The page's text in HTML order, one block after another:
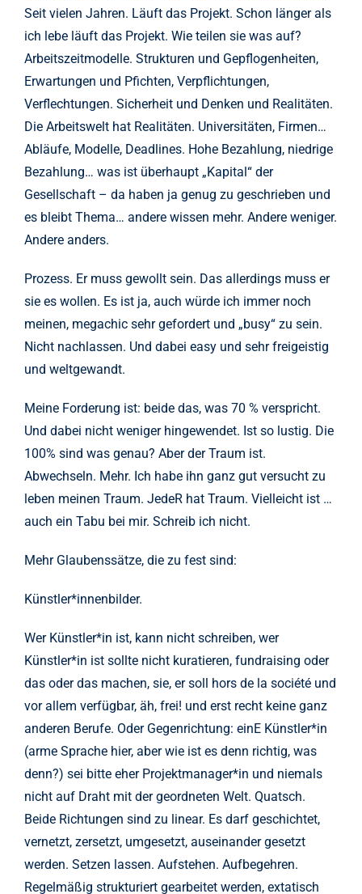
Seit vielen Jahren. Läuft das Projekt. Schon länger als
ich lebe läuft das Projekt. Wie teilen sie was auf?
Arbeitszeitmodelle. Strukturen und Gepflogenheiten,
Erwartungen und Pfichten, Verpflichtungen,
Verflechtungen. Sicherheit und Denken und Realitäten.
Die Arbeitswelt hat Realitäten. Universitäten, Firmen…
Abläufe, Modelle, Deadlines. Hohe Bezahlung, niedrige
Bezahlung… was ist überhaupt „Kapital“ der
Gesellschaft – da haben ja genug zu geschrieben und
es bleibt Thema… andere wissen mehr. Andere weniger.
Andere anders.
Prozess. Er muss gewollt sein. Das allerdings muss er
sie es wollen. Es ist ja, auch würde ich immer noch
meinen, megachic sehr gefordert und „busy“ zu sein.
Nicht nachlassen. Und dabei easy und sehr freigeistig
und weltgewandt.
Meine Forderung ist: beide das, was 70 % verspricht.
Und dabei nicht weniger hingewendet. Ist so lustig. Die
100% sind was genau? Aber der Traum ist.
Abwechseln. Mehr. Ich habe ihn ganz gut versucht zu
leben meinen Traum. JedeR hat Traum. Vielleicht ist …
auch ein Tabu bei mir. Schreib ich nicht.
Mehr Glaubenssätze, die zu fest sind:
Künstler*innenbilder.
Wer Künstler*in ist, kann nicht schreiben, wer
Künstler*in ist sollte nicht kuratieren, fundraising oder
das oder das machen, sie, er soll hors de la société und
vor allem verfügbar, äh, frei! und erst recht keine ganz
anderen Berufe. Oder Gegenrichtung: einE Künstler*in
(arme Sprache hier, aber wie ist es denn richtig, was
denn?) sei bitte eher Projektmanager*in und niemals
nicht auf Draht mit der geordneten Welt. Quatsch.
Beide Richtungen sind zu linear. Es darf geschichtet,
vernetzt, zersetzt, umgesetzt, auseinander gesetzt
werden. Setzen lassen. Aufstehen. Aufbegehren.
Regelmäßig strukturiert gearbeitet werden, extatisch